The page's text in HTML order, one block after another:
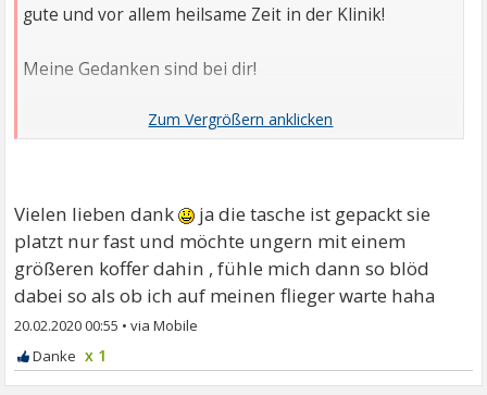
gute und vor allem heilsame Zeit in der Klinik!
Meine Gedanken sind bei dir!
Vielen lieben dank
ja die tasche ist gepackt sie
platzt nur fast und möchte ungern mit einem
größeren koffer dahin , fühle mich dann so blöd
dabei so als ob ich auf meinen flieger warte haha
20.02.2020 00:55 •
x 1